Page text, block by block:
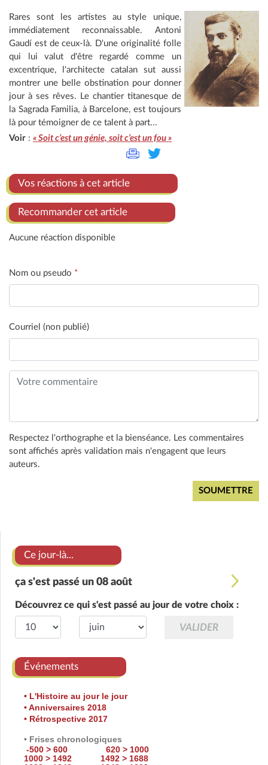
Rares sont les artistes au style unique,
immédiatement reconnaissable. Antoni
Gaudí est de ceux-là. D'une originalité folle
qui lui valut d'être regardé comme un
excentrique, l'architecte catalan sut aussi
montrer une belle obstination pour donner
jour à ses rêves. Le chantier titanesque de
la Sagrada Familia, à Barcelone, est toujours
là pour témoigner de ce talent à part...
Voir : « Soit c’est un génie, soit c’est un fou »
Vos réactions à cet article
Recommander cet article
Aucune réaction disponible
Nom ou pseudo *
Courriel (non publié)
Respectez l'orthographe et la bienséance. Les commentaires
sont affichés après validation mais n'engagent que leurs
auteurs.
Ce jour-là...
ça s'est passé un 08 août
Découvrez ce qui s'est passé au jour de votre choix :
Événements
• L'Histoire au jour le jour
• Anniversaires 2018
• Rétrospective 2017
• Frises chronologiques
-500 > 600
620 > 1000
1000 > 1492
1492 > 1688